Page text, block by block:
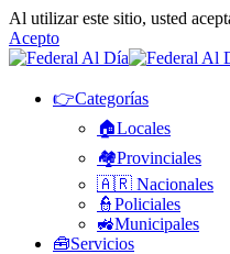
Al utilizar este sitio, usted
Acepto
👉Categorías
🏠Locales
🏘️Provinciales
🇦🇷 Nacionales
👮Policiales
🚜Municipales
🧰Servicios